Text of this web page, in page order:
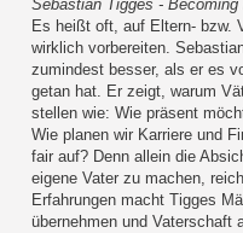
Sebastian Tigges - Becoming
Es heißt oft, auf Eltern- bzw.
wirklich vorbereiten.
zumindest besser, als er es
getan hat. Er zeigt, warum
stellen wie: Wie präsent
Wie planen wir Karriere und
fair auf? Denn allein die
eigene Vater zu machen,
Erfahrungen macht Tigges
übernehmen und Vaterschaft